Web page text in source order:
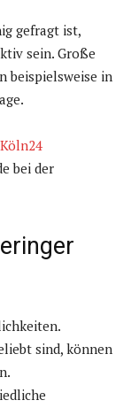
gefragt ist,
sein. Große
beispielsweise in
bei der
sind, können